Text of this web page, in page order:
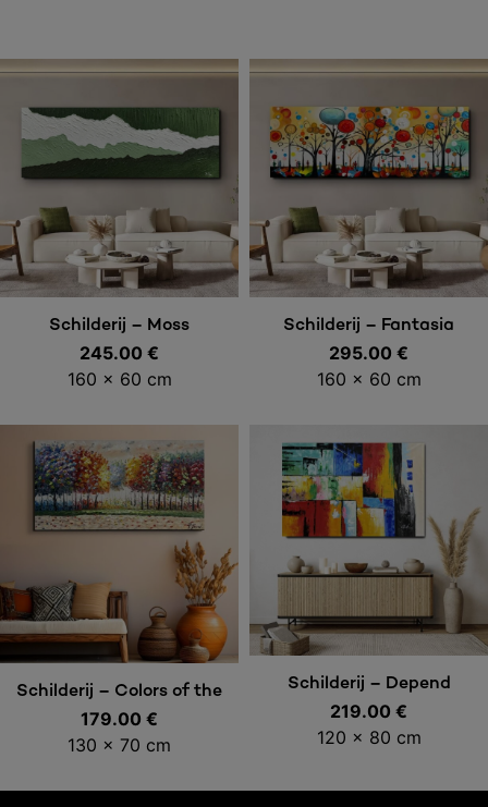
Toevoegen aan
winkelwagen
Schilderij – Moss
245.00 €
160 x 60 cm
Toevoegen aan
winkelwagen
Schilderij – Fantasia
295.00 €
160 x 60 cm
Toevoegen aan
winkelwagen
Schilderij – Colors of the
Season
179.00 €
130 x 70 cm
Toevoegen aan
winkelwagen
Schilderij – Depend
219.00 €
120 x 80 cm